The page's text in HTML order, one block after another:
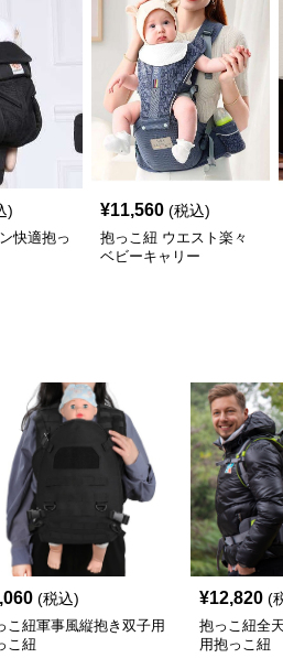
)
快適抱っ
¥11,560 (税込)
抱っこ紐 ウエスト楽々
ベビーキャリー
(税込)
こ紐軍事風縦抱き双子用
こ紐
¥12,820 (
抱っこ紐全
用抱っこ紐